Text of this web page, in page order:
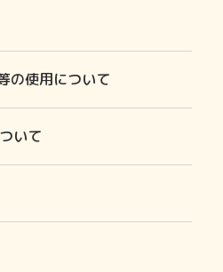
の使用について
いて